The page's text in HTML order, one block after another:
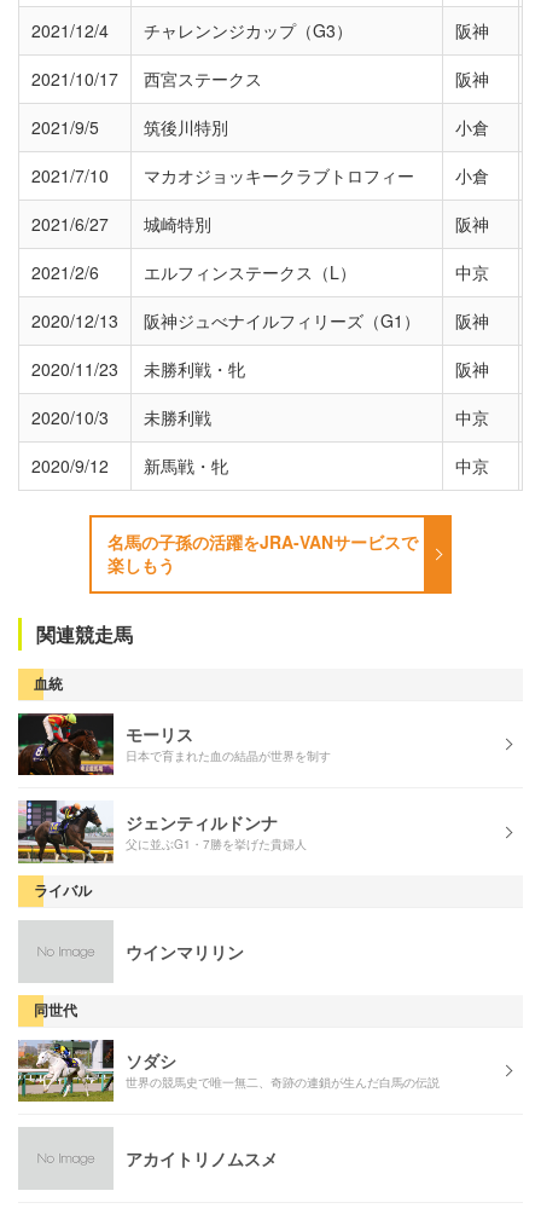
2021/12/4
チャレンンジカップ（G3） 阪神
2021/10/17
西宮ステークス 阪神
2021/9/5
筑後川特別 小倉
2021/7/10
マカオジョッキークラブトロフィー 小倉
2021/6/27
城崎特別 阪神
2021/2/6
エルフィンステークス（L） 中京
2020/12/13
阪神ジュべナイルフィリーズ（G1） 阪神
2020/11/23
未勝利戦・牝 阪神
2020/10/3
未勝利戦 中京
2020/9/12
新馬戦・牝 中京
名馬の子孫の活躍をJRA-VANサービスで
楽しもう
関連競走馬
血統
モーリス
日本で育まれた血の結晶が世界を制す
ジェンティルドンナ
父に並ぶG1・7勝を挙げた貴婦人
ライバル
ウインマリリン
同世代
ソダシ
世界の競馬史で唯一無二、奇跡の連鎖が生んだ白馬の伝説
アカイトリノムスメ